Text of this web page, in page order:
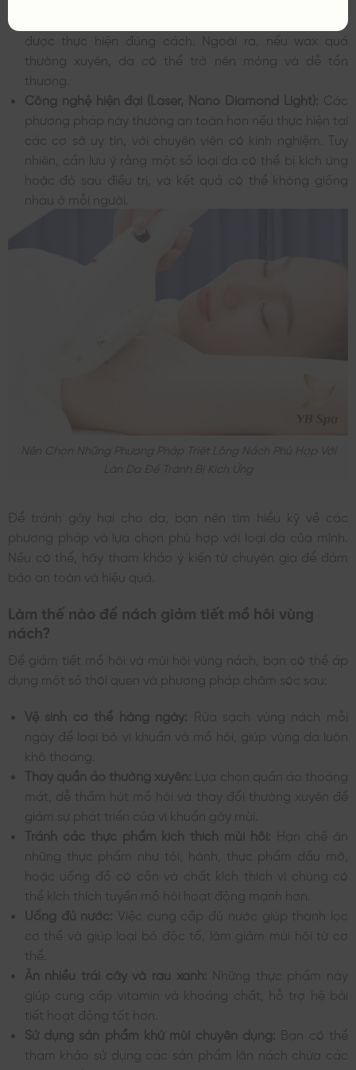
tổn thương lớp da ngoài và gây kích ứng nếu không
được thực hiện đúng cách. Ngoài ra, nếu wax quá
thường xuyên, da có thể trở nên mỏng và dễ tổn
thương.
Công nghệ hiện đại (Laser, Nano Diamond Light): Các
phương pháp này thường an toàn hơn nếu thực hiện tại
các cơ sở uy tín, với chuyên viên có kinh nghiệm. Tuy
nhiên, cần lưu ý rằng một số loại da có thể bị kích ứng
hoặc đỏ sau điều trị, và kết quả có thể không giống
nhau ở mỗi người.
Nên Chọn Những Phương Pháp Triệt Lông Nách Phù Hợp Với
Để tránh gây hại cho da, bạn nên tìm hiểu kỹ về các
phương pháp và lựa chọn phù hợp với loại da của mình.
Nếu có thể, hãy tham khảo ý kiến từ chuyên gia để đảm
bảo an toàn và hiệu quả.
Làm thế nào để nách giảm tiết mồ hôi vùng
nách?
Để giảm tiết mồ hôi và mùi hôi vùng nách, bạn có thể áp
dụng một số thói quen và phương pháp chăm sóc sau:
Vệ sinh cơ thể hàng ngày: Rửa sạch vùng nách mỗi
ngày để loại bỏ vi khuẩn và mồ hôi, giúp vùng da luôn
khô thoáng.
Thay quần áo thường xuyên: Lựa chọn quần áo thoáng
mát, dễ thấm hút mồ hôi và thay đổi thường xuyên để
giảm sự phát triển của vi khuẩn gây mùi.
Tránh các thực phẩm kích thích mùi hôi: Hạn chế ăn
những thực phẩm như tỏi, hành, thực phẩm dầu mỡ,
hoặc uống đồ có cồn và chất kích thích vì chúng có
thể kích thích tuyến mồ hôi hoạt động mạnh hơn.
Uống đủ nước: Việc cung cấp đủ nước giúp thanh lọc
cơ thể và giúp loại bỏ độc tố, làm giảm mùi hôi từ cơ
thể.
Ăn nhiều trái cây và rau xanh: Những thực phẩm này
giúp cung cấp vitamin và khoáng chất, hỗ trợ hệ bài
tiết hoạt động tốt hơn.
Sử dụng sản phẩm khử mùi chuyên dụng: Bạn có thể
tham khảo sử dụng các sản phẩm lăn nách chứa các